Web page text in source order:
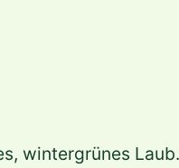
wintergrünes